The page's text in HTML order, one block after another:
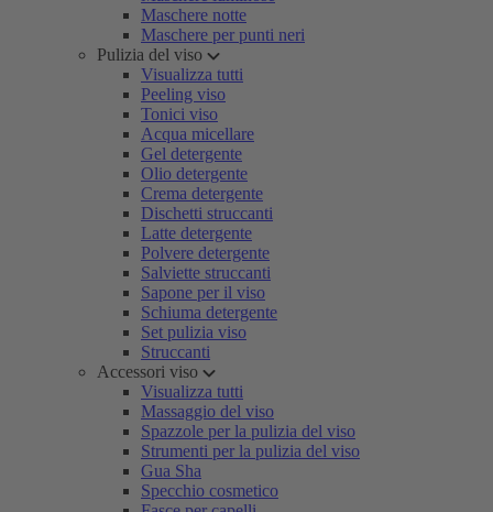
Maschere notte
Maschere per punti neri
Pulizia del viso
Visualizza tutti
Peeling viso
Tonici viso
Acqua micellare
Gel detergente
Olio detergente
Crema detergente
Dischetti struccanti
Latte detergente
Polvere detergente
Salviette struccanti
Sapone per il viso
Schiuma detergente
Set pulizia viso
Struccanti
Accessori viso
Visualizza tutti
Massaggio del viso
Spazzole per la pulizia del viso
Strumenti per la pulizia del viso
Gua Sha
Specchio cosmetico